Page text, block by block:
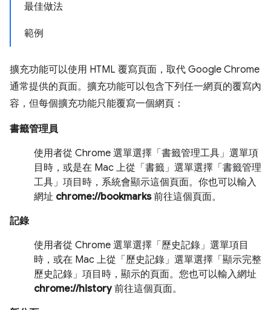
最佳做法
範例
擴充功能可以使用 HTML 覆寫頁面，取代 Google Chrome
通常提供的頁面。擴充功能可以包含下列任一網頁的覆寫內
容，但每個擴充功能只能覆寫一個網頁：
書籤管理員
使用者從 Chrome 選單選擇「書籤管理工具」選單項
目時，或是在 Mac 上從「書籤」選單選擇「書籤管理
工具」項目時，系統會顯示這個頁面。你也可以輸入
網址 chrome://bookmarks前往這個頁面。
記錄
使用者從 Chrome 選單選擇「歷史記錄」選單項目
時，或在 Mac 上從「歷史記錄」選單選擇「顯示完整
歷史記錄」項目時，顯示的頁面。您也可以輸入網址
chrome://history前往這個頁面。